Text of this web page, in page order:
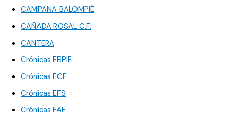
CAMPANA BALOMPIÉ
CAÑADA ROSAL C.F.
CANTERA
Crónicas EBPIE
Crónicas ECF
Crónicas EFS
Crónicas FAE